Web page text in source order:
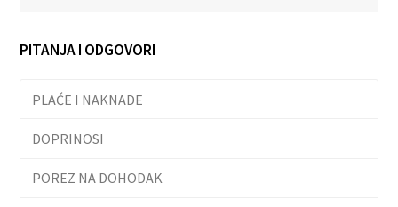
PITANJA I ODGOVORI
PLAĆE I NAKNADE
DOPRINOSI
POREZ NA DOHODAK